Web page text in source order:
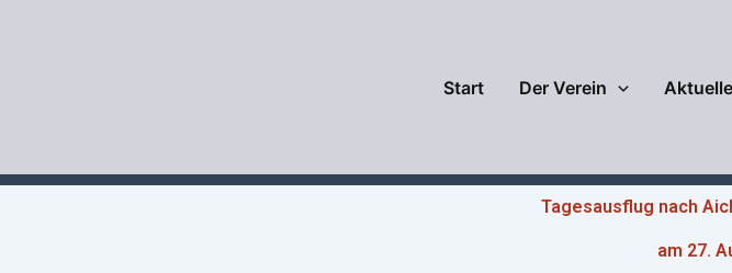
Start Der Verein
Tagesausflug nach
am 27.